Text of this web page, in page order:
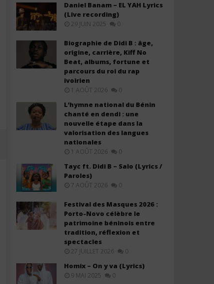
Davido ft. Llona – My Light (Lyrics
& Traduction)
Davido – Guide (Lyrics &
Daniel Banam – EL YAH Lyrics
(Live recording)
29 JUIN 2025 0
Biographie de Didi B : âge,
origine, carrière, Kiff No
Beat, albums, fortune et
parcours du roi du rap
ivoirien
1 AOÛT 2026 0
L’hymne national du Bénin
chanté en dendi : une
nouvelle étape dans la
valorisation des langues
nationales
1 AOÛT 2026 0
Tayc ft. Didi B – Salo (Lyrics /
Paroles)
7 AOÛT 2026 0
Festival des Masques 2026 :
Porto-Novo célèbre le
patrimoine béninois entre
tradition, réflexion et
spectacles
27 JUILLET 2026 0
Homix – On y va (Lyrics)
9 MAI 2025 0